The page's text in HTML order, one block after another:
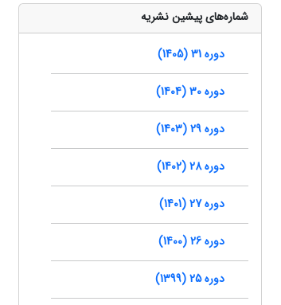
شماره‌های پیشین نشریه
دوره 31 (1405)
دوره 30 (1404)
دوره 29 (1403)
دوره 28 (1402)
دوره 27 (1401)
دوره 26 (1400)
دوره 25 (1399)